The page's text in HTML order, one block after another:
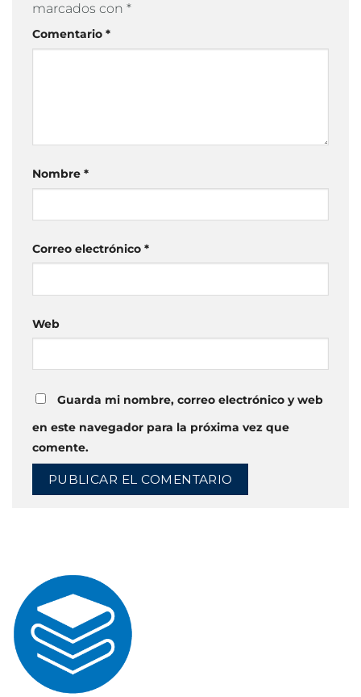
marcados con *
Comentario *
Nombre *
Correo electrónico *
Web
Guarda mi nombre, correo electrónico y web
en este navegador para la próxima vez que
comente.